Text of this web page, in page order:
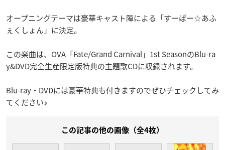
オープニングテーマは豪華キャスト陣による「すーぱー☆あふ
ぇくしょん」に決定。
この楽曲は、OVA「Fate/Grand Carnival」1st SeasonのBlu-ra
y&DVD完全生産限定版特典の主題歌CDに収録されます。
Blu-ray・DVDには豪華特典も付きますのでぜひチェックしてみ
てください♪
この記事の他の画像（全4枚）